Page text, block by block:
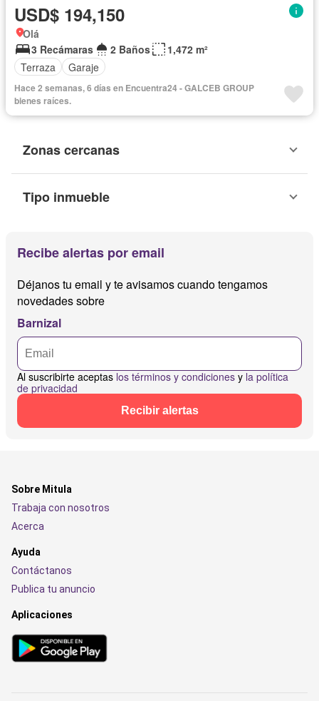
USD$ 194,150
Olá
3 Recámaras
2 Baños
1,472 m²
Terraza
Garaje
Hace 2 semanas, 6 días en Encuentra24 - GALCEB GROUP
bienes raíces.
Zonas cercanas
Tipo inmueble
Recibe alertas por email
Déjanos tu email y te avisamos cuando tengamos
novedades sobre
Barnizal
Al suscribirte aceptas los términos y condiciones y la política
de privacidad
Recibir alertas
Sobre Mitula
Trabaja con nosotros
Acerca
Ayuda
Contáctanos
Publica tu anuncio
Aplicaciones